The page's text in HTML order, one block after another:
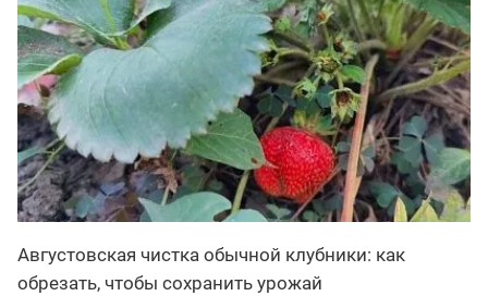
Августовская чистка обычной клубники: как
обрезать, чтобы сохранить урожай